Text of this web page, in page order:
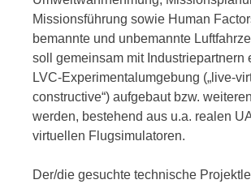
Missionsführung sowie Human
bemannte und unbemannte
soll gemeinsam mit Industriepartnern
LVC-Experimentalumgebung („live-
constructive“) aufgebaut bzw.
werden, bestehend aus u.a. realen
virtuellen Flugsimulatoren.
Der/die gesuchte technische